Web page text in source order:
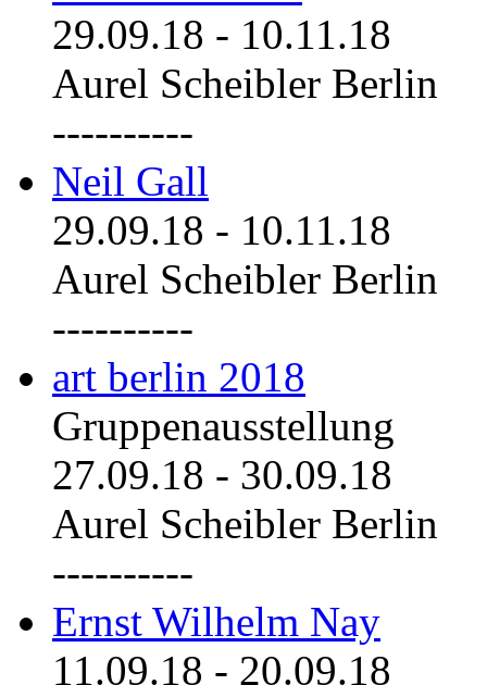
29.09.18 - 10.11.18
Aurel Scheibler Berlin
----------
Neil Gall
29.09.18 - 10.11.18
Aurel Scheibler Berlin
----------
art berlin 2018
Gruppenausstellung
27.09.18 - 30.09.18
Aurel Scheibler Berlin
----------
Ernst Wilhelm Nay
11.09.18 - 20.09.18